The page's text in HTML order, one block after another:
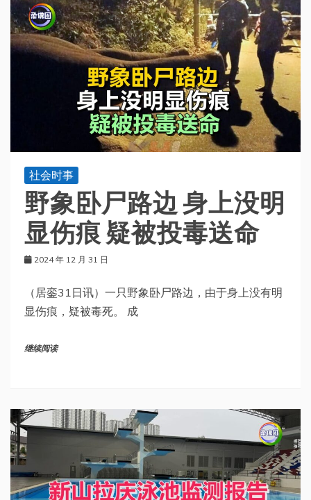
社会时事
野象卧尸路边 身上没明
显伤痕 疑被投毒送命
2024 年 12 月 31 日
（居銮31日讯）一只野象卧尸路边，由于身上没有明
显伤痕，疑被毒死。 成
继续阅读